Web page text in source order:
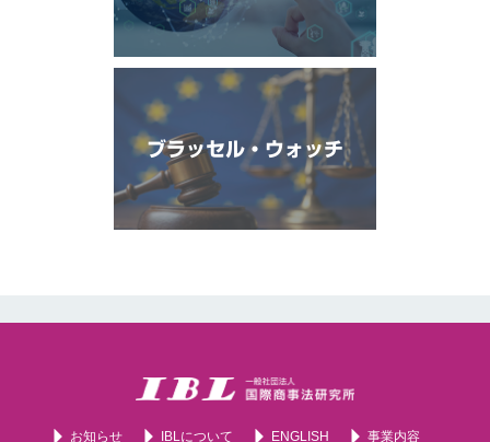
ブラッセル・ウォッチ
お知らせ IBLについて ENGLISH 事業内容